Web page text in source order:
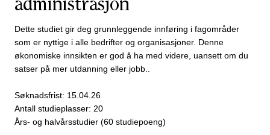
Dette studiet gir deg grunnleggende innføring i fagområder
som er nyttige i alle bedrifter og organisasjoner. Denne
økonomiske innsikten er god å ha med videre, uansett om du
satser på mer utdanning eller jobb..
Søknadsfrist: 15.04.26
Antall studieplasser: 20
Års- og halvårsstudier (60 studiepoeng)